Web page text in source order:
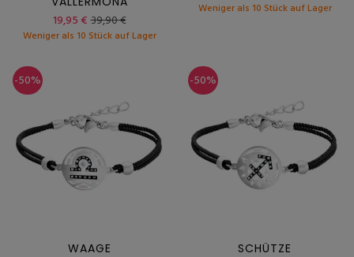
19,95 €39,90 €
Weniger als 10 Stück auf Lager
Weniger als 10 Stück auf Lager
-50%
WAAGE
-50%
SCHÜTZE